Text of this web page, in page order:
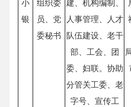
小
银
组织委
员、党
委秘书
建、机构编制、
人事管理、人才
队伍建设、老干
部、工会、团
委、妇联。协助
分管关工委、老
字号、宣传工